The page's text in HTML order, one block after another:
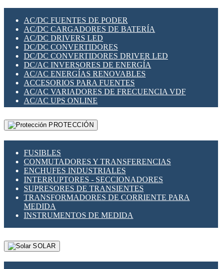
SWITCH Y MICROSWITCH
TARJETAS PI
UNIÓN Y DERIVACIÓN DE CABLE
PLACAS MODULARES IOT
SWITCHES Y REDES WIFI
SOLUCIONES IOT
SOLUCIONES LORAWAN
SOLUCIONES RED CELULAR
SEGURIDAD PARA REDES
SWITCHES LAN
TELEFONÍA IP (VOIP)
VIGILANCIA IP (CCTV)
MESHTASTIC
AC/DC FUENTES DE PODER
AC/DC CARGADORES DE BATERÍA
AC/DC DRIVERS LED
DC/DC CONVERTIDORES
DC/DC CONVERTIDORES DRIVER LED
DC/AC INVERSORES DE ENERGÍA
AC/AC ENERGÍAS RENOVABLES
ACCESORIOS PARA FUENTES
AC/AC VARIADORES DE FRECUENCIA VDF
AC/AC UPS ONLINE
PROTECCIÓN
FUSIBLES
CONMUTADORES Y TRANSFERENCIAS
ENCHUFES INDUSTRIALES
INTERRUPTORES - SECCIONADORES
SUPRESORES DE TRANSIENTES
TRANSFORMADORES DE CORRIENTE PARA
MEDIDA
INSTRUMENTOS DE MEDIDA
SOLAR